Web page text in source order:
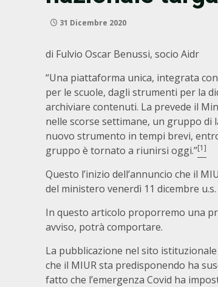
31 Dicembre 2020
di Fulvio Oscar Benussi, socio Aidr
“Una piattaforma unica, integrata
per le scuole, dagli strumenti per la
archiviare contenuti. La prevede il
nelle scorse settimane, un gruppo
nuovo strumento in tempi brevi,
gruppo è tornato a riunirsi oggi.”[1]
Questo l’inizio dell’annuncio che il
del ministero venerdì 11 dicembre u.s.
In questo articolo proporremo una
avviso, potrà comportare.
La pubblicazione nel sito
che il MIUR sta predisponendo ha
fatto che l’emergenza Covid ha